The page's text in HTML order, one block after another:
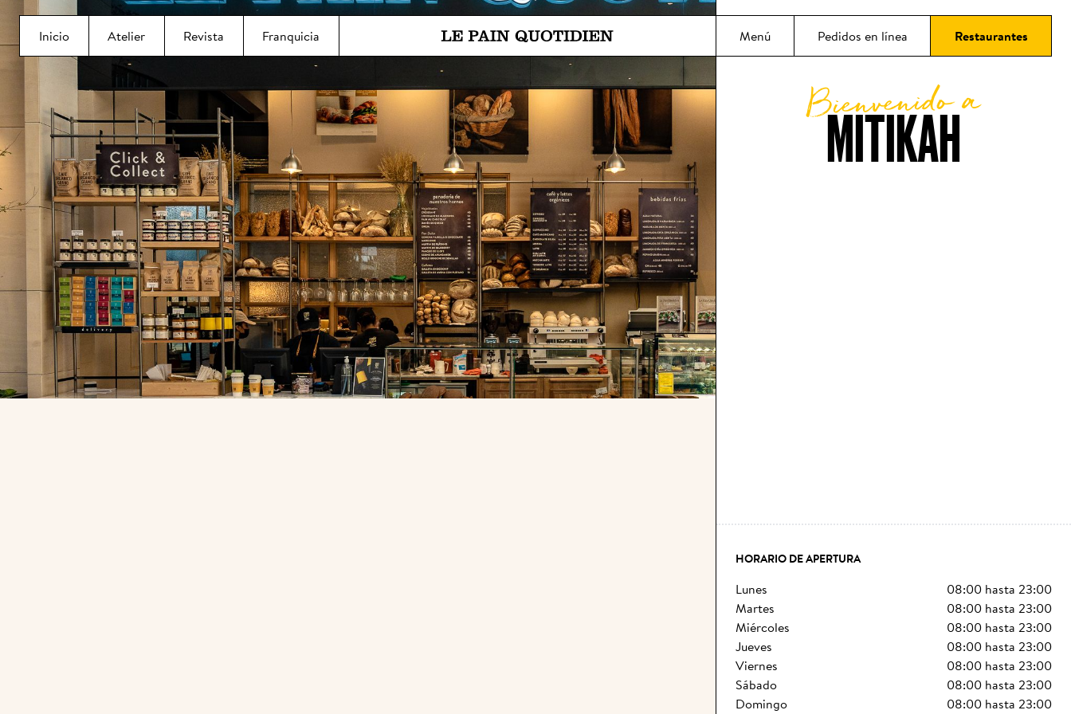
Ir directamente al contenido principal
Inicio
Atelier Revista Franquicia
Le Pain Quotidien significa: El pan de cada día
Menú Pedidos en línea Restaurantes
MITIKAH
Bienvenido a
HORARIO DE APERTURA
lunes 08:00 hasta 23:00
martes
08:00 hasta 23:00
miércoles
08:00 hasta 23:00
jueves
08:00 hasta 23:00
viernes
08:00 hasta 23:00
sábado
08:00 hasta 23:00
domingo
08:00 hasta 23:00